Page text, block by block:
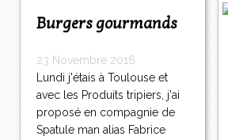
Burgers gourmands
23 Novembre 2016
Lundi j'étais à Toulouse et
avec les Produits tripiers, j'ai
proposé en compagnie de
Spatule man alias Fabrice